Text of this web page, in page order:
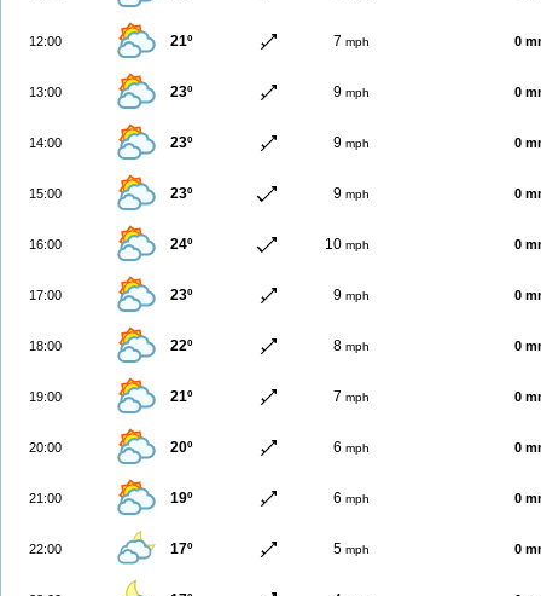
12:00 21º 7 mph 0
13:00 23º 9 mph 0
14:00 23º 9 mph 0
15:00 23º 9 mph 0
16:00 24º 10 mph 0
17:00 23º 9 mph 0
18:00 22º 8 mph 0
19:00 21º 7 mph 0
20:00 20º 6 mph 0
21:00 19º 6 mph 0
22:00 17º 5 mph 0